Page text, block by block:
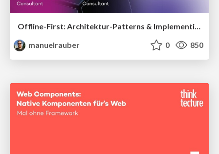
Offline-First: Architektur-Patterns & Implementierung für APIs & Backends
manuelrauber
0 850